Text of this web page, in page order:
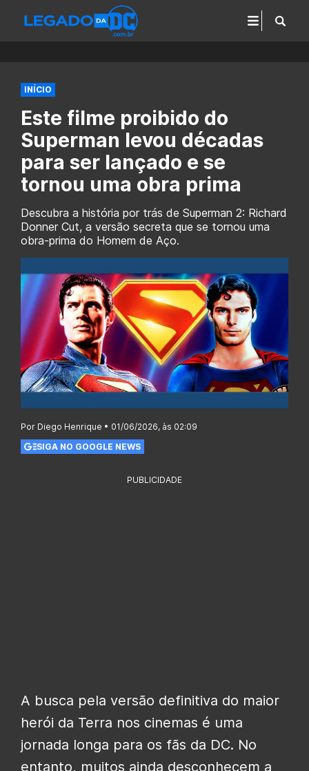
INÍCIO
Este filme proibido do
Superman levou décadas
para ser lançado e se
tornou uma obra prima
Descubra a história por trás de Superman 2: Richard
Donner Cut, a versão secreta que se tornou uma
obra-prima do Homem de Aço.
Por Diego Henrique • 01/06/2026, às 02:09
SIGA NO GOOGLE NEWS
PUBLICIDADE
A busca pela versão definitiva do maior
herói da Terra nos cinemas é uma
jornada longa para os fãs da DC. No
entanto, muitos ainda desconhecem a